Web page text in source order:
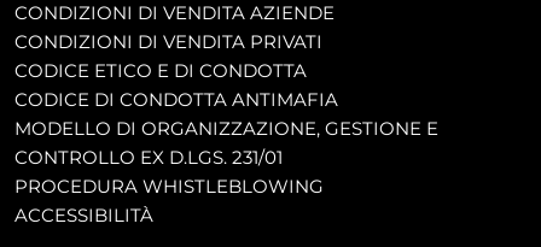
CONDIZIONI DI VENDITA AZIENDE
CONDIZIONI DI VENDITA PRIVATI
CODICE ETICO E DI CONDOTTA
CODICE DI CONDOTTA ANTIMAFIA
MODELLO DI ORGANIZZAZIONE, GESTIONE E
CONTROLLO EX D.LGS. 231/01
PROCEDURA WHISTLEBLOWING
ACCESSIBILITÀ